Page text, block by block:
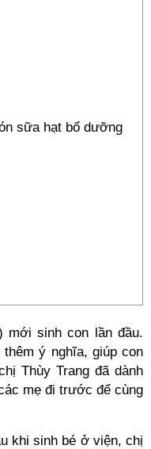
sữa hạt bổ dưỡng
mới sinh con lần đầu.
ý nghĩa, giúp con
Thùy Trang đã dành
mẹ đi trước để cùng
khi sinh bé ở viện, chị